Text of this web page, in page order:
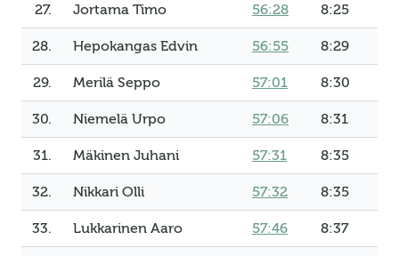
27. Jortama Timo 56:28 8:25
28. Hepokangas Edvin 56:55 8:29
29. Merilä Seppo 57:01 8:30
30. Niemelä Urpo 57:06 8:31
31. Mäkinen Juhani 57:31 8:35
32. Nikkari Olli 57:32 8:35
33. Lukkarinen Aaro 57:46 8:37